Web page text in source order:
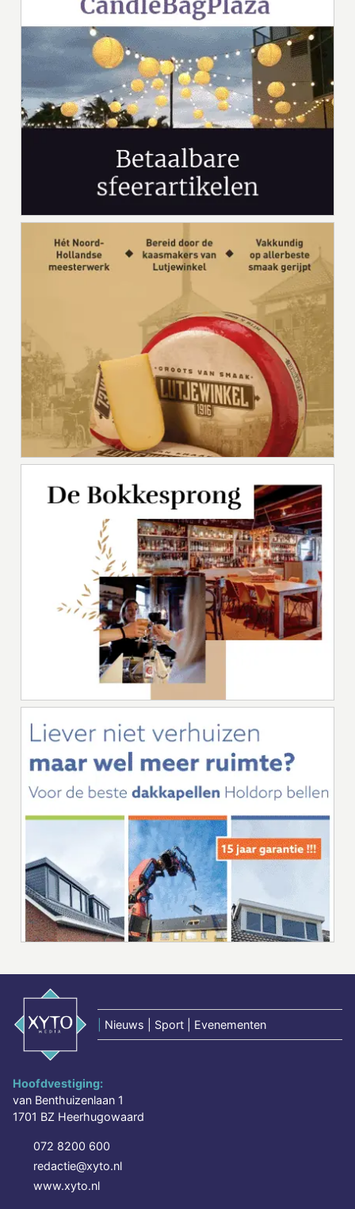
Nieuws | Sport | Evenementen
Hoofdvestiging:
van Benthuizenlaan 1
1701 BZ Heerhugowaard
072 8200 600
redactie@xyto.nl
www.xyto.nl